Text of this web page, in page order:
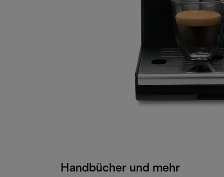
Handbücher und mehr